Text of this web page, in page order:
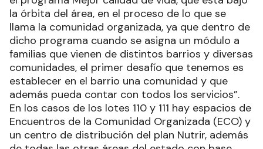
la órbita del área, en el proceso de lo que se
llama la comunidad organizada, ya que dentro de
dicho programa cuando se asigna un módulo a
familias que vienen de distintos barrios y diversas
comunidades, el primer desafío que tenemos es
establecer en el barrio una comunidad y que
además pueda contar con todos los servicios”.
En los casos de los lotes 110 y 111 hay espacios de
Encuentros de la Comunidad Organizada (ECO) y
un centro de distribución del plan Nutrir, además